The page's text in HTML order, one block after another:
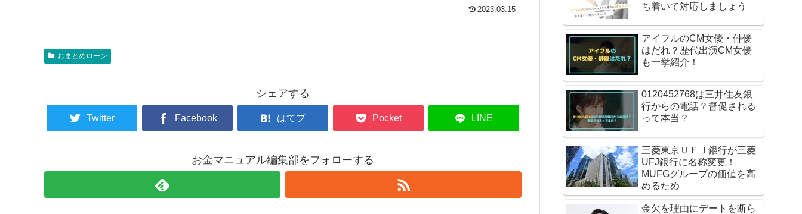
2023.03.15
おまとめローン
シェアする
Twitter Facebook はてブ Pocket LINE
お金マニュアル編集部をフォローする
ち着いて対応しましょう
アイフルのCM女優・俳優
はだれ？歴代出演CM女優
も一挙紹介！
0120452768は三井住友銀
行からの電話？督促される
って本当？
三菱東京ＵＦＪ銀行が三菱
UFJ銀行に名称変更！
MUFGグループの価値を高
めるため
金欠を理由にデートを断ら